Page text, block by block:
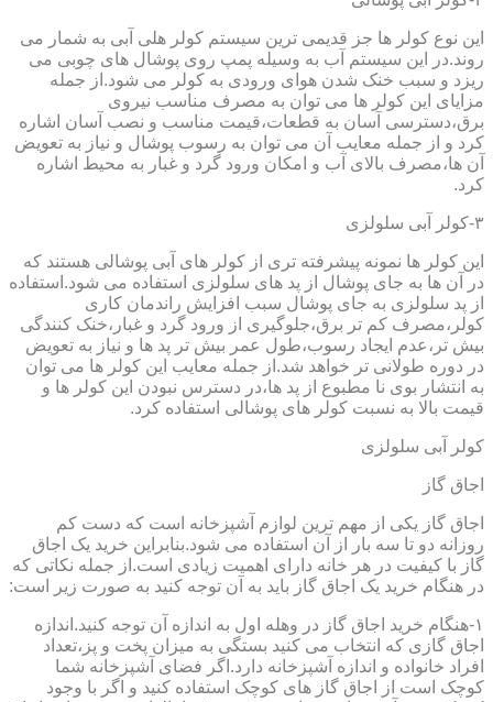
این نوع کولر ها جز قدیمی ترین سیستم کولر هلی آبی به شمار می
روند.در این سیستم آب به وسیله پمپ روی پوشال های چوبی می
ریزد و سبب خنک شدن هوای ورودی به کولر می شود.از جمله
مزایای این کولر ها می توان به مصرف مناسب نیروی
برق،دسترسی آسان به قطعات،قیمت مناسب و نصب آسان اشاره
کرد و از جمله معایب آن می توان به رسوب پوشال و نیاز به تعویض
آن ها،مصرف بالای آب و امکان ورود گرد و غبار به محیط اشاره
کرد.
۳-کولر آبی سلولزی
این کولر ها نمونه پیشرفته تری از کولر های آبی پوشالی هستند که
در آن ها به جای پوشال از پد های سلولزی استفاده می شود.استفاده
از پد سلولزی به جای پوشال سبب افزایش راندمان کاری
کولر،مصرف کم تر برق،جلوگیری از ورود گرد و غبار،خنک کنندگی
بیش تر،عدم ایجاد رسوب،طول عمر بیش تر پد ها و نیاز به تعویض
در دوره طولانی تر خواهد شد.از جمله معایب این کولر ها می توان
به انتشار بوی نا مطبوع از پد ها،در دسترس نبودن این کولر ها و
قیمت بالا به نسبت کولر های پوشالی استفاده کرد.
کولر آبی سلولزی
اجاق گاز
اجاق گاز یکی از مهم ترین لوازم آشپزخانه است که دست کم
روزانه دو تا سه بار از آن استفاده می شود.بنابراین خرید یک اجاق
گاز با کیفیت در هر خانه دارای اهمیت زیادی است.از جمله نکاتی که
در هنگام خرید یک اجاق گاز باید به آن توجه کنید به صورت زیر است:
۱-هنگام خرید اجاق گاز در وهله اول به اندازه آن توجه کنید.اندازه
اجاق گازی که انتخاب می کنید بستگی به میزان پخت و پز،تعداد
افراد خانواده و اندازه آشپزخانه دارد.اگر فضای آشپزخانه شما
کوچک است از اجاق گاز های کوچک استفاده کنید و اگر با وجود